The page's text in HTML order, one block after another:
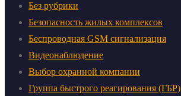
Без рубрики
Безопасность жилых комплексов
Беспроводная GSM сигнализация
Видеонаблюдение
Выбор охранной компании
Группа быстрого реагирования (ГБР)